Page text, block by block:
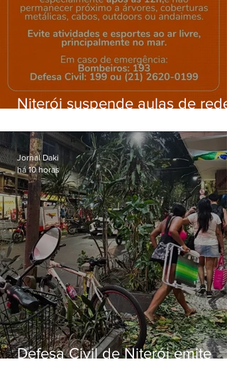
Niterói suspende aulas de rede
ventos fortes nesta sexta (7)
Defesa Civil de Niterói emite
Jornal Daki
há 10 horas